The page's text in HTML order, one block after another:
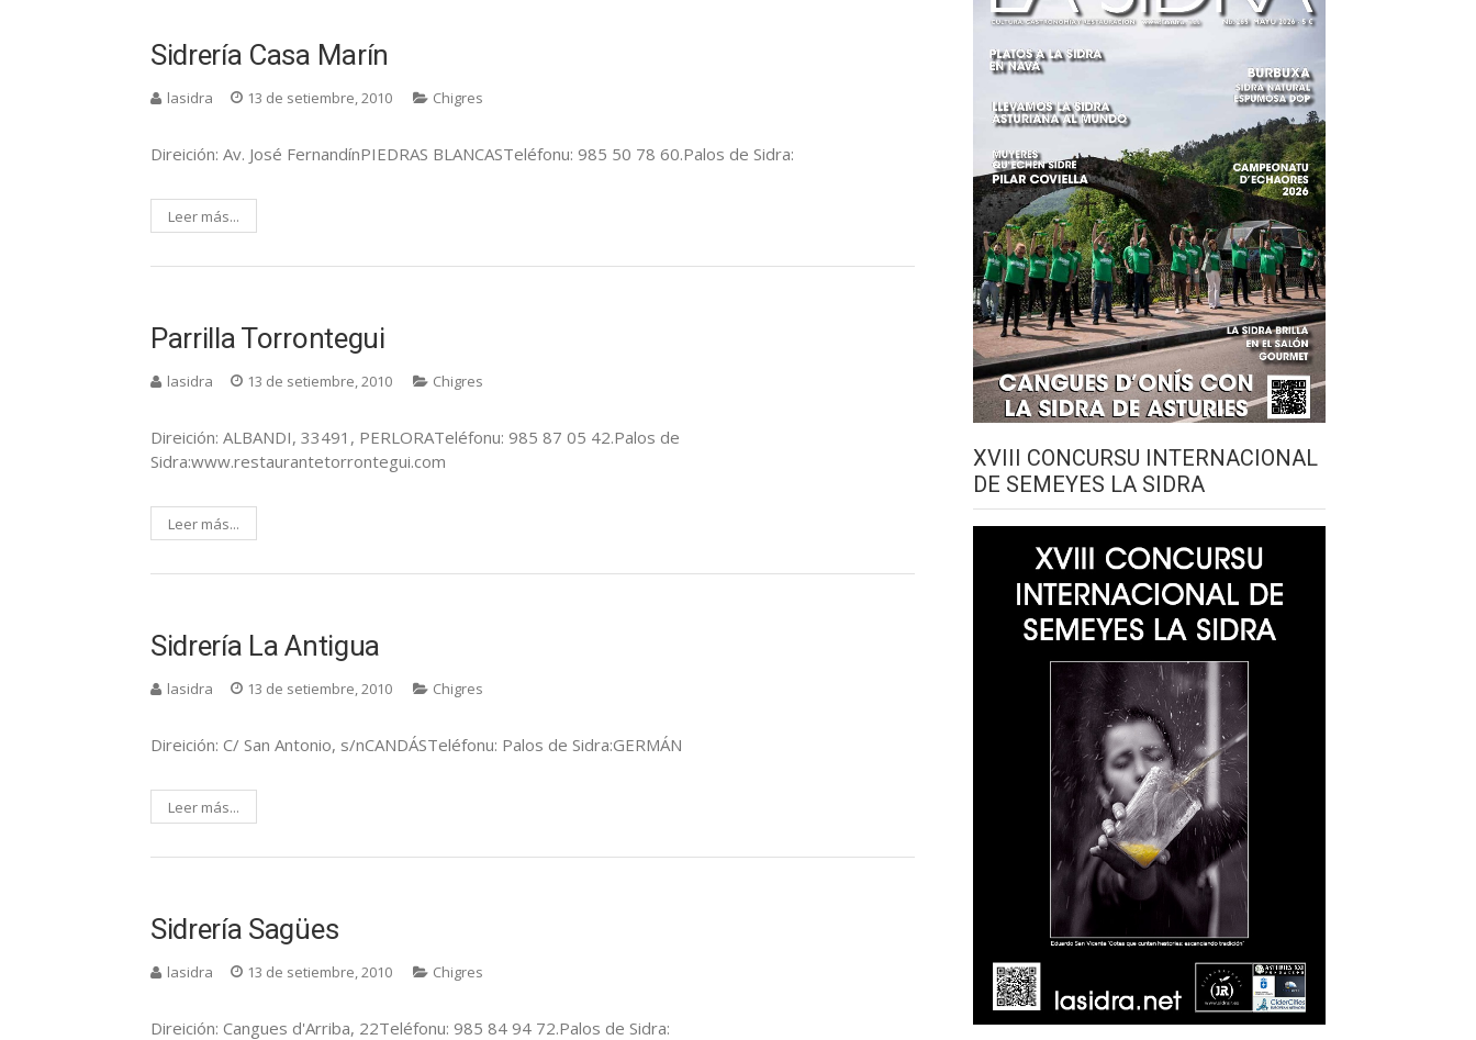
Sidrería Casa Marín
lasidra 13 de setiembre, 2010 Chigres
Direición: Av. José FernandínPIEDRAS BLANCASTeléfonu: 985 50 78 60.Palos de Sidra:
Leer más...
Parrilla Torrontegui
lasidra 13 de setiembre, 2010 Chigres
Direición: ALBANDI, 33491, PERLORATeléfonu: 985 87 05 42.Palos de
Sidra:www.restaurantetorrontegui.com
Leer más...
Sidrería La Antigua
lasidra 13 de setiembre, 2010 Chigres
Direición: C/ San Antonio, s/nCANDÁSTeléfonu: Palos de Sidra:GERMÁN
Leer más...
Sidrería Sagües
lasidra 13 de setiembre, 2010 Chigres
Direición: Cangues d'Arriba, 22Teléfonu: 985 84 94 72.Palos de Sidra:
XVIII CONCURSU INTERNACIONAL
DE SEMEYES LA SIDRA